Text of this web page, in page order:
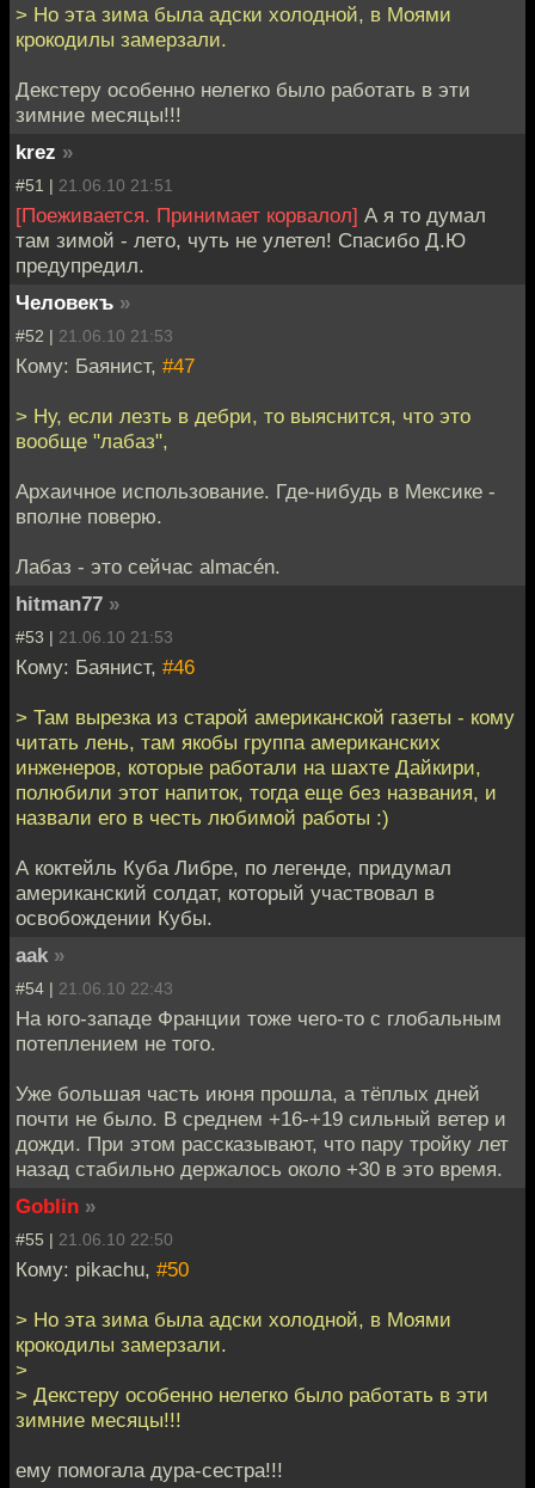
> Но эта зима была адски холодной, в Моями
крокодилы замерзали.
Декстеру особенно нелегко было работать в эти
зимние месяцы!!!
krez »
#51 | 21.06.10 21:51
[Поеживается. Принимает корвалол] А я то думал
там зимой - лето, чуть не улетел! Спасибо Д.Ю
предупредил.
Человекъ »
#52 | 21.06.10 21:53
Кому: Баянист, #47
> Ну, если лезть в дебри, то выяснится, что это
вообще "лабаз",
Архаичное использование. Где-нибудь в Мексике -
вполне поверю.
Лабаз - это сейчас almacén.
hitman77 »
#53 | 21.06.10 21:53
Кому: Баянист, #46
> Там вырезка из старой американской газеты - кому
читать лень, там якобы группа американских
инженеров, которые работали на шахте Дайкири,
полюбили этот напиток, тогда еще без названия, и
назвали его в честь любимой работы :)
А коктейль Куба Либре, по легенде, придумал
американский солдат, который участвовал в
освобождении Кубы.
aak »
#54 | 21.06.10 22:43
На юго-западе Франции тоже чего-то с глобальным
потеплением не того.
Уже большая часть июня прошла, а тёплых дней
почти не было. В среднем +16-+19 сильный ветер и
дожди. При этом рассказывают, что пару тройку лет
назад стабильно держалось около +30 в это время.
Goblin »
#55 | 21.06.10 22:50
Кому: pikachu, #50
> Но эта зима была адски холодной, в Моями
крокодилы замерзали.
>
> Декстеру особенно нелегко было работать в эти
зимние месяцы!!!
ему помогала дура-сестра!!!